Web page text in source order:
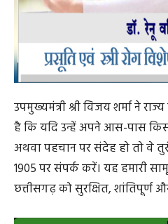
post views34